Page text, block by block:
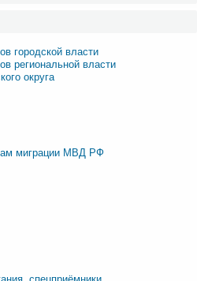
городской власти
региональной власти
округа
миграции МВД РФ